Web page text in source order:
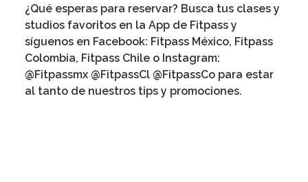
¿Qué esperas para reservar? Busca tus clases y
studios favoritos en la App de Fitpass y
síguenos en Facebook: Fitpass México, Fitpass
Colombia, Fitpass Chile o Instagram:
@Fitpassmx @FitpassCl @FitpassCo para estar
al tanto de nuestros tips y promociones.